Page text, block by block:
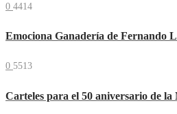
0 4414
Emociona Ganadería de Fernando
0 5513
Carteles para el 50 aniversario de la